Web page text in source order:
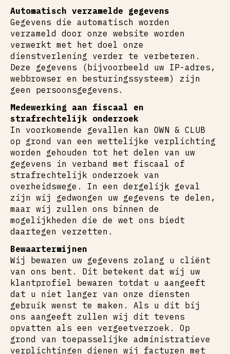
Automatisch verzamelde gegevens
Gegevens die automatisch worden
verzameld door onze website worden
verwerkt met het doel onze
dienstverlening verder te verbeteren.
Deze gegevens (bijvoorbeeld uw IP-adres,
webbrowser en besturingssysteem) zijn
geen persoonsgegevens.
Medewerking aan fiscaal en
strafrechtelijk onderzoek
In voorkomende gevallen kan OWN & CLUB
op grond van een wettelijke verplichting
worden gehouden tot het delen van uw
gegevens in verband met fiscaal of
strafrechtelijk onderzoek van
overheidswege. In een dergelijk geval
zijn wij gedwongen uw gegevens te delen,
maar wij zullen ons binnen de
mogelijkheden die de wet ons biedt
daartegen verzetten.
Bewaartermijnen
Wij bewaren uw gegevens zolang u cliënt
van ons bent. Dit betekent dat wij uw
klantprofiel bewaren totdat u aangeeft
dat u niet langer van onze diensten
gebruik wenst te maken. Als u dit bij
ons aangeeft zullen wij dit tevens
opvatten als een vergeetverzoek. Op
grond van toepasselijke administratieve
verplichtingen dienen wij facturen met